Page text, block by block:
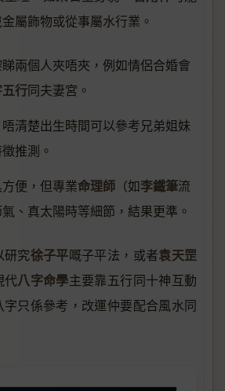
屬飾物或從事屬水行業。
睇兩個人夾唔夾，例如情侶合婚會
行同夫妻宮。
清楚出生時間可以參考兄弟姐妹
推測。
便，但專業命理師 （如李鐵筆流
、真太陽時等細節，結果更準。
研究徐子平嘅子平法，或者袁天罡
代八字命學主要靠五行同十神互動
只係參考，改運仲要配合風水同